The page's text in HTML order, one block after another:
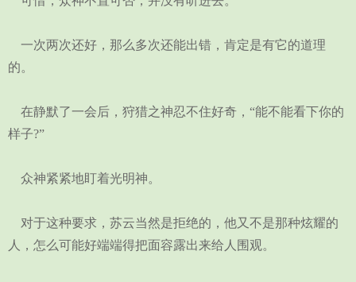
一次两次还好，那么多次还能出错，肯定是有它的道理
的。
在静默了一会后，狩猎之神忍不住好奇，“能不能看下你的
样子?”
众神紧紧地盯着光明神。
对于这种要求，苏云当然是拒绝的，他又不是那种炫耀的
人，怎么可能好端端得把面容露出来给人围观。